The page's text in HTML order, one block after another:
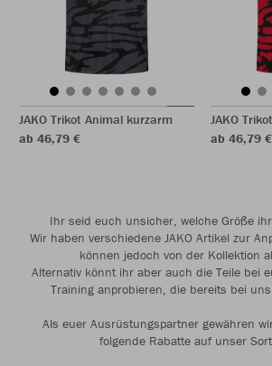
JAKO Trikot Animal kurzarm
ab 46,79 €
JAKO
ab 46,79 €
Ihr seid euch unsicher, welche Größe
Wir haben verschiedene JAKO Artikel zur
können jedoch von der Kollektion
Alternativ könnt ihr aber auch die Teile bei
Training anprobieren, die bereits bei
Als euer Ausrüstungspartner gewähren
folgende Rabatte auf unser